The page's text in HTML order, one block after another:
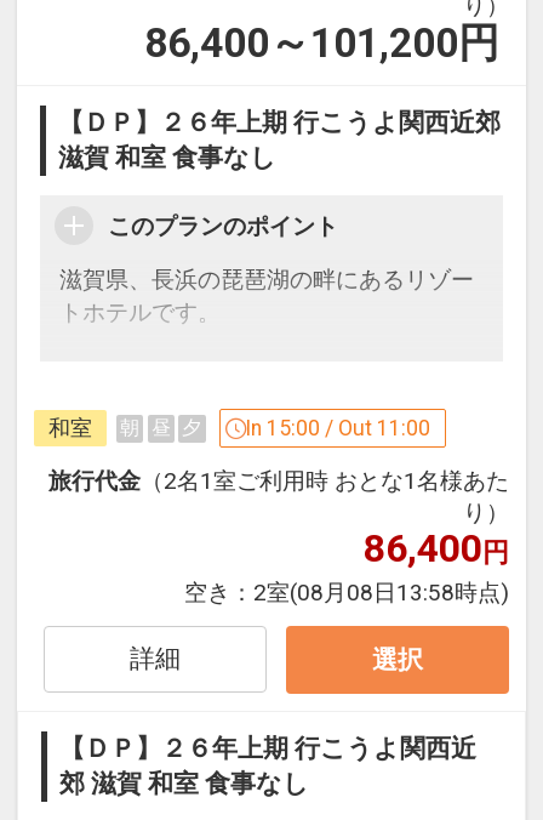
86,400～101,200 円
【ＤＰ】２６年上期 行こうよ関西近郊
滋賀 和室 食事なし
このプランのポイント
滋賀県、長浜の琵琶湖の畔にあるリゾー
トホテルです。
●ザ・ラウンジ
【15:00～18:00】ビールや、赤・白ワイ
ン、ソフトドリンクを片手にゆったりと
※提供メニューが変更となる場合あり。
【21:00～23:00】一日の締めくくりに、
大人の時間を楽しむバータイム。お好み
のお酒とその土地ならではの逸品ととも
に、思い思いにおくつろぎください。
●温泉ラウンジ
【15:00～23:00、6:00～10:00】湯上り
後に、厳選された甘酒、ビネガードリン
和室 朝 昼 夕 In 15:00 / Out 11:00
旅行代金 （2名1室ご利用時 おとな1名様あた
り）
86,400円
空き： 2室(08月08日13:58時点)
詳細 選択
【ＤＰ】２６年上期 行こうよ関西近
郊 滋賀 和室 食事なし